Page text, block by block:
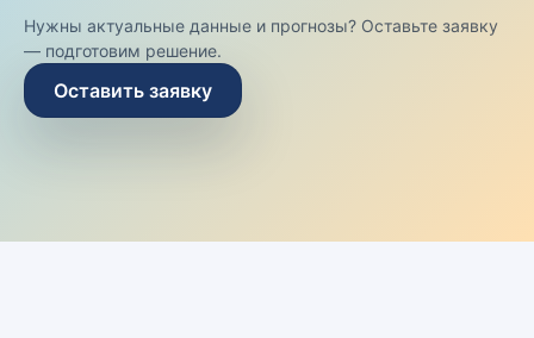
Нужны актуальные данные и прогнозы? Оставьте заявку
— подготовим решение.
Оставить заявку